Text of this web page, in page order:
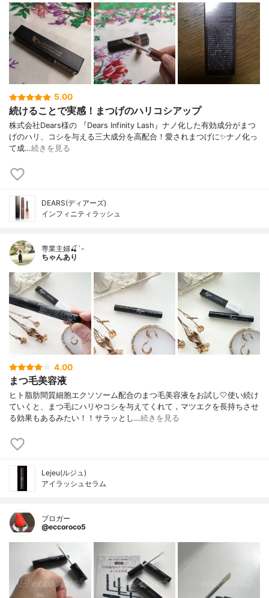
5.00
続けることで実感！まつげのハリコシアップ
株式会社Dears様の 『Dears Infinity Lash』ナノ化した有効成分がまつ
げのハリ、コシを与える三大成分を高配合！愛されまつげに✨ナノ化っ
て成…続きを見る
DEARS(ディアーズ)
インフィニティラッシュ
専業主婦🍒´-
ちゃんあり
4.00
まつ毛美容液
ヒト脂肪間質細胞エクソソーム配合のまつ毛美容液をお試し🤍使い続け
ていくと、まつ毛にハリやコシを与えてくれて，マツエクを長持ちさせ
る効果もあるみたい！！サラッとし…続きを見る
Lejeu(ルジュ)
アイラッシュセラム
ブロガー
@eccoroco5